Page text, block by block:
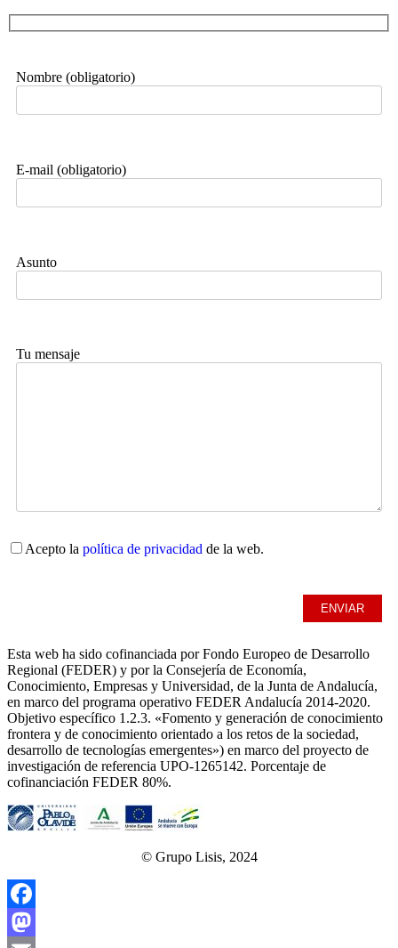
Nombre (obligatorio)
E-mail (obligatorio)
Asunto
Tu mensaje
Acepto la política de privacidad de la web.
Esta web ha sido cofinanciada por Fondo Europeo de Desarrollo
Regional (FEDER) y por la Consejería de Economía,
Conocimiento, Empresas y Universidad, de la Junta de Andalucía,
en marco del programa operativo FEDER Andalucía 2014-2020.
Objetivo específico 1.2.3. «Fomento y generación de conocimiento
frontera y de conocimiento orientado a los retos de la sociedad,
desarrollo de tecnologías emergentes») en marco del proyecto de
investigación de referencia UPO‐1265142. Porcentaje de
cofinanciación FEDER 80%.
© Grupo Lisis, 2024
Facebook